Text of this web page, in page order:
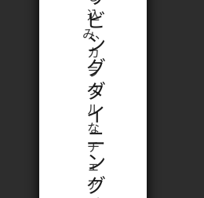
ビ
ン
グ
ダ
イ
ニ
ン
グ